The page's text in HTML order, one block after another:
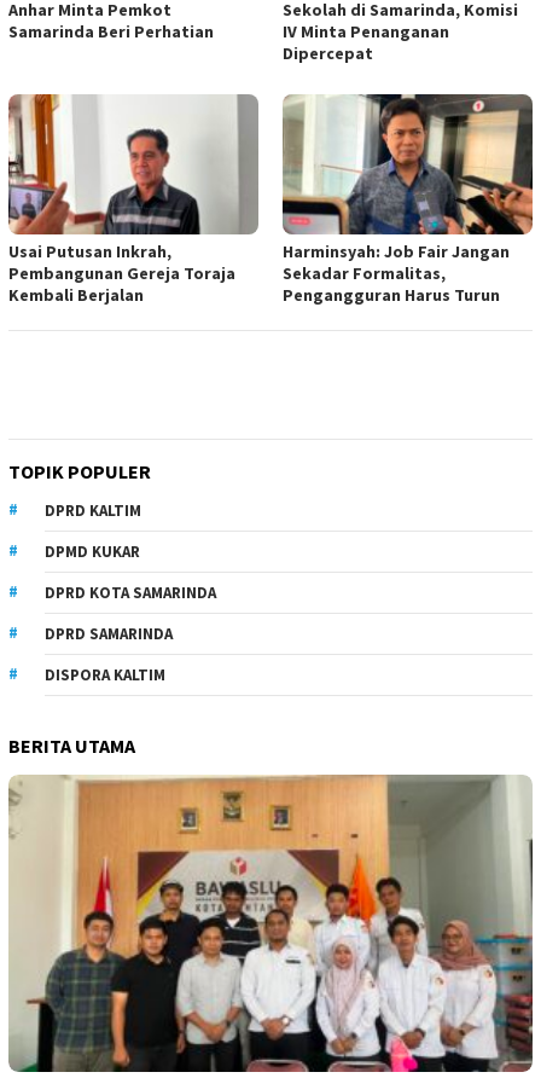
Anhar Minta Pemkot
Samarinda Beri Perhatian
Sekolah di Samarinda, Komisi
IV Minta Penanganan
Dipercepat
Usai Putusan Inkrah,
Pembangunan Gereja Toraja
Kembali Berjalan
Harminsyah: Job Fair Jangan
Sekadar Formalitas,
Pengangguran Harus Turun
TOPIK POPULER
DPRD KALTIM
DPMD KUKAR
DPRD KOTA SAMARINDA
DPRD SAMARINDA
DISPORA KALTIM
BERITA UTAMA